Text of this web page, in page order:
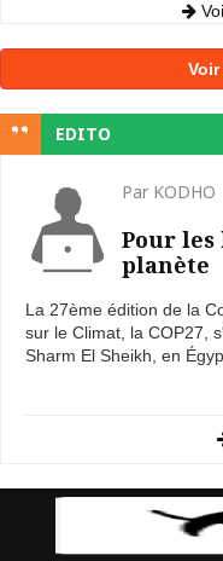
EDITO
Par KODHO
Pour
planète
La 27ème édition de la
sur le Climat, la COP27,
Sharm El Sheikh, en